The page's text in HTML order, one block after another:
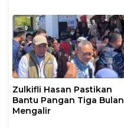
Zulkifli Hasan Pastikan
Bantu Pangan Tiga Bulan
Mengalir